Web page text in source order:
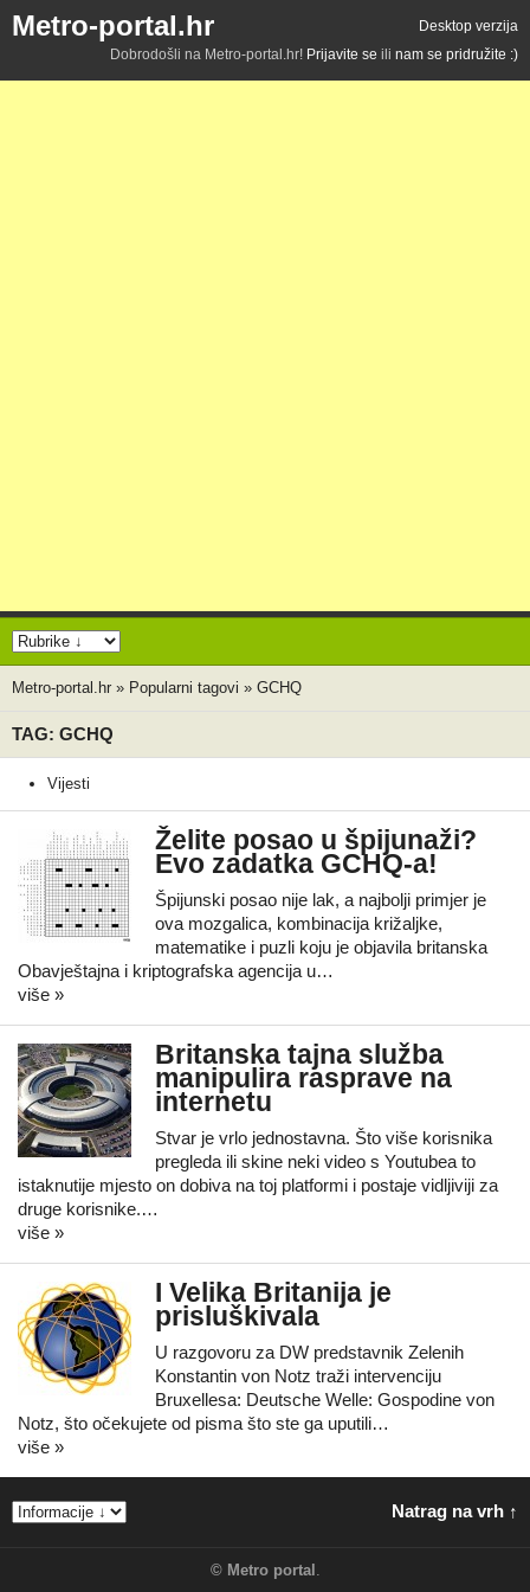
Metro-portal.hr
Desktop verzija
Dobrodošli na Metro-portal.hr! Prijavite se ili nam se pridružite :)
Metro-portal.hr » Popularni tagovi » GCHQ
TAG: GCHQ
Vijesti
Želite posao u špijunaži?
Evo zadatka GCHQ-a!
Špijunski posao nije lak, a najbolji primjer je
ova mozgalica, kombinacija križaljke,
matematike i puzli koju je objavila britanska
Obavještajna i kriptografska agencija u…
više »
Britanska tajna služba
manipulira rasprave na
internetu
Stvar je vrlo jednostavna. Što više korisnika
pregleda ili skine neki video s Youtubea to
istaknutije mjesto on dobiva na toj platformi i postaje vidljiviji za
druge korisnike.…
više »
I Velika Britanija je
prisluškivala
U razgovoru za DW predstavnik Zelenih
Konstantin von Notz traži intervenciju
Bruxellesa: Deutsche Welle: Gospodine von
Notz, što očekujete od pisma što ste ga uputili…
više »
Natrag na vrh ↑
© Metro portal .